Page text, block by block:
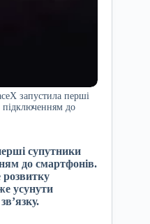
запустила перші
до
супутники
до смартфонів.
усунути